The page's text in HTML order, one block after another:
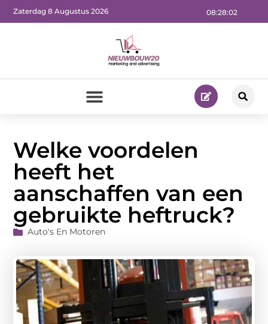
08:28:03
Zaterdag 8 Augustus 2026
Welke voordelen
heeft het
aanschaffen van een
gebruikte heftruck?
Auto's En Motoren